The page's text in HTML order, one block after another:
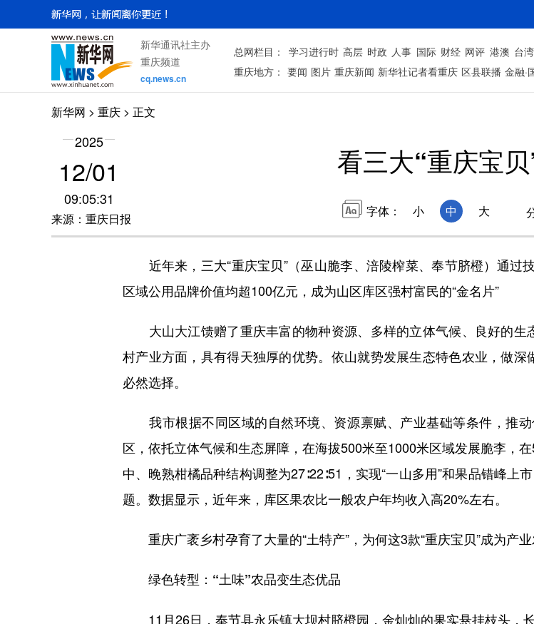
新华通讯社主办
重庆频道
cq.news.cn
总网栏目： 学习进行时 高层 时政 人事 国际 财经 网评 港澳 台湾
重庆地方： 要闻 图片 重庆新闻 新华社记者看重庆 区县联播 金融·
新华网 > 重庆 > 正文
2025
12/01
09:05:31
来源：重庆日报
看三大“重庆宝
字体： 小 中 大
近年来，三大“重庆宝贝”（巫山脆李、涪陵榨菜、奉节脐橙）通过
区域公用品牌价值均超100亿元，成为山区库区强村富民的“金名片”
大山大江馈赠了重庆丰富的物种资源、多样的立体气候、良好的生
村产业方面，具有得天独厚的优势。依山就势发展生态特色农业，做
必然选择。
我市根据不同区域的自然环境、资源禀赋、产业基础等条件，推
区，依托立体气候和生态屏障，在海拔500米至1000米区域发展脆李，
中、晚熟柑橘品种结构调整为27∶22∶51，实现“一山多用”和果品错峰上
题。数据显示，近年来，库区果农比一般农户年均收入高20%左右。
重庆广袤乡村孕育了大量的“土特产”，为何这3款“重庆宝贝”成为产业
绿色转型：“土味”农品变生态优品
11月26日，奉节县永乐镇大坝村脐橙园，金灿灿的果实悬挂枝头，长